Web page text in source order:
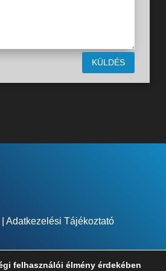
KÜLDÉS
Adatkezelési Tájékoztató
felhasználói élmény érdekében